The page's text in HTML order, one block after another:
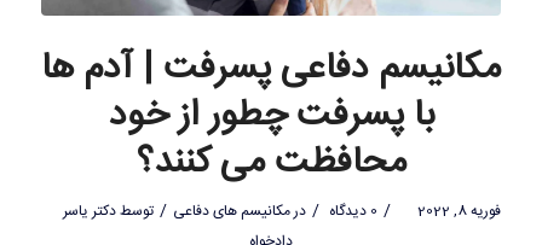
مکانیسم دفاعی پسرفت | آدم ها
با پسرفت چطور از خود
محافظت می کنند؟
فوریه 8, 2022 / 0 دیدگاه / درمکانیسم های دفاعی / توسطدکتر یاسر